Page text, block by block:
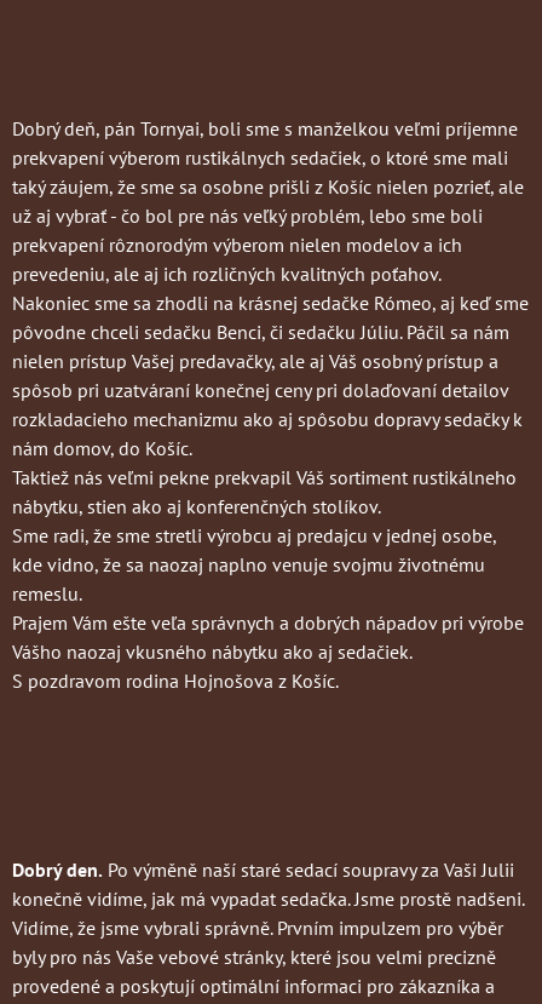
Dobrý deň, pán Tornyai, boli sme s manželkou veľmi príjemne
prekvapení výberom rustikálnych sedačiek, o ktoré sme mali
taký záujem, že sme sa osobne prišli z Košíc nielen pozrieť, ale
už aj vybrať - čo bol pre nás veľký problém, lebo sme boli
prekvapení rôznorodým výberom nielen modelov a ich
prevedeniu, ale aj ich rozličných kvalitných poťahov.
Nakoniec sme sa zhodli na krásnej sedačke Rómeo, aj keď sme
pôvodne chceli sedačku Benci, či sedačku Júliu. Páčil sa nám
nielen prístup Vašej predavačky, ale aj Váš osobný prístup a
spôsob pri uzatváraní konečnej ceny pri dolaďovaní detailov
rozkladacieho mechanizmu ako aj spôsobu dopravy sedačky k
nám domov, do Košíc.
Taktiež nás veľmi pekne prekvapil Váš sortiment rustikálneho
nábytku, stien ako aj konferenčných stolíkov.
Sme radi, že sme stretli výrobcu aj predajcu v jednej osobe,
kde vidno, že sa naozaj naplno venuje svojmu životnému
remeslu.
Prajem Vám ešte veľa správnych a dobrých nápadov pri výrobe
Vášho naozaj vkusného nábytku ako aj sedačiek.
S pozdravom rodina Hojnošova z Košíc.
Dobrý den. Po výměně naší staré sedací soupravy za Vaši Julii
konečně vidíme, jak má vypadat sedačka. Jsme prostě nadšeni.
Vidíme, že jsme vybrali správně. Prvním impulzem pro výběr
byly pro nás Vaše vebové stránky, které jsou velmi precizně
provedené a poskytují optimální informaci pro zákazníka a